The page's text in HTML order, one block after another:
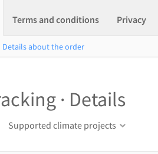
Terms and conditions Privacy
Details about the order
· Details
Supported climate projects